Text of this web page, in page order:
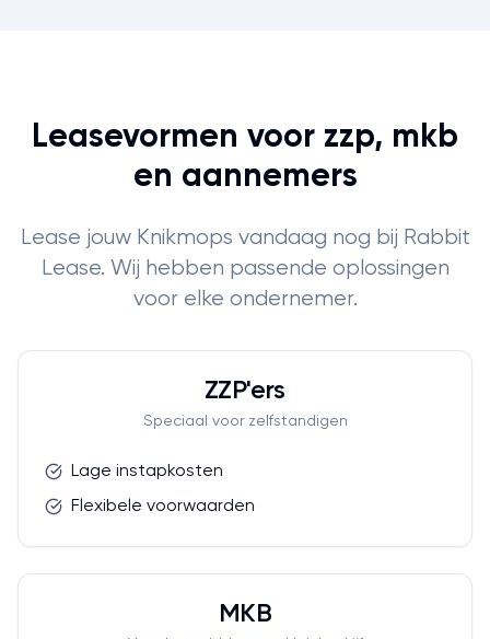
Leasevormen voor zzp, mkb
en aannemers
Lease jouw Knikmops vandaag nog bij Rabbit
Lease. Wij hebben passende oplossingen
voor elke ondernemer.
ZZP'ers
Speciaal voor zelfstandigen
Lage instapkosten
Flexibele voorwaarden
MKB